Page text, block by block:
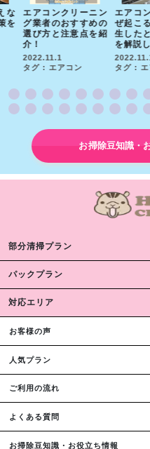
な
を
エアコンクリーニン
グ業者のおすすめの
選び方と注意点を紹
介！
2022.11.1
タグ : エアコン
エアコ
ぜ起こ
生した
を解説
タグ : エ
お掃除豆知識・
部分清掃プラン
パックプラン
対応エリア
お客様の声
人気プラン
ご利用の流れ
よくある質問
お掃除豆知識・お役立ち情報